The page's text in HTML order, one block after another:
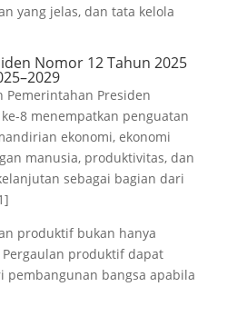
yang jelas, dan tata kelola
Nomor 12 Tahun 2025
Pemerintahan Presiden
8 menempatkan penguatan
ekonomi, ekonomi
manusia, produktivitas, dan
sebagai bagian dari
produktif bukan hanya
produktif dapat
pembangunan bangsa apabila